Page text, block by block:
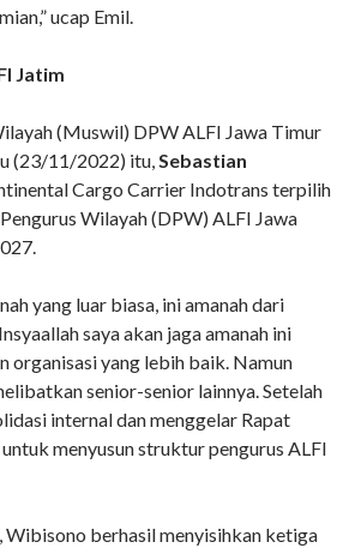
ucap Emil.
Jatim
(Muswil) DPW ALFI Jawa Timur
(23/11/2022) itu,Sebastian
Cargo Carrier Indotrans terpilih
Wilayah (DPW) ALFI Jawa
yang luar biasa, ini amanah dari
saya akan jaga amanah ini
organisasi yang lebih baik. Namun
senior-senior lainnya. Setelah
internal dan menggelar Rapat
menyusun struktur pengurus ALFI
berhasil menyisihkan ketiga